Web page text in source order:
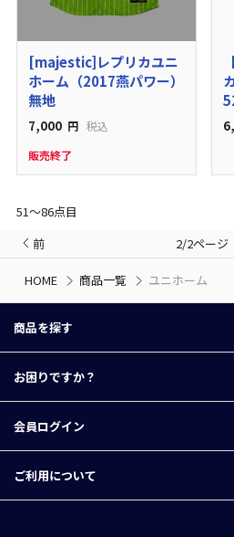
[majestic]レプリカユニ
ホーム（2017燕パワー）
無地
7,000 円 税込
販売終了
51〜86点目
前
2/2ページ
HOME 商品一覧 ユニホーム
商品を探す
お困りですか？
会員ログイン
ご利用について